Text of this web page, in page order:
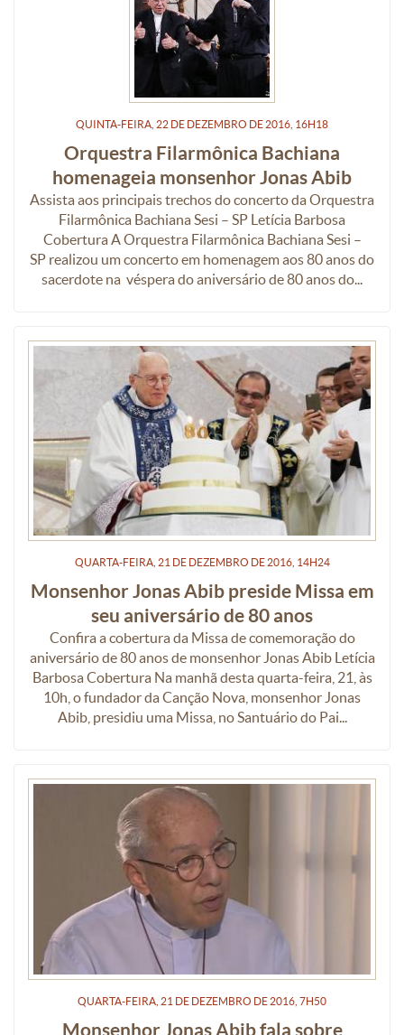
QUINTA-FEIRA, 22 DE DEZEMBRO DE 2016, 16H18
Orquestra Filarmônica Bachiana
homenageia monsenhor Jonas Abib
Assista aos principais trechos do concerto da Orquestra
Filarmônica Bachiana Sesi – SP Letícia Barbosa
Cobertura A Orquestra Filarmônica Bachiana Sesi –
SP realizou um concerto em homenagem aos 80 anos do
sacerdote na véspera do aniversário de 80 anos do...
QUARTA-FEIRA, 21 DEDEZEMBRO DE2016, 14H24
Monsenhor Jonas Abib preside Missa em
seu aniversário de 80 anos
Confira a cobertura da Missa de comemoração do
aniversário de 80 anos de monsenhor Jonas Abib Letícia
Barbosa Cobertura Na manhã desta quarta-feira, 21, às
10h, o fundador da Canção Nova, monsenhor Jonas
Abib, presidiu uma Missa, no Santuário do Pai...
QUARTA-FEIRA, 21 DE DEZEMBRO DE 2016, 7H50
Monsenhor Jonas Abib fala sobre